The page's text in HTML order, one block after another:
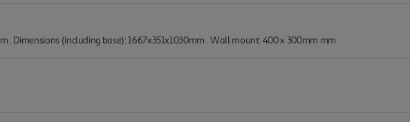
. Dimensions (including base): 1667x351x1030mm . Wall mount: 400 x 300mm mm